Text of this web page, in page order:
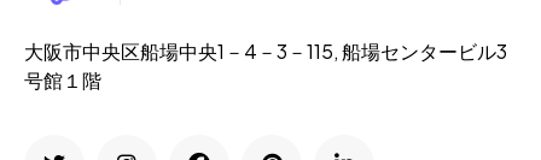
大阪市中央区船場中央1－4－3－115, 船場センタービル3
号館１階